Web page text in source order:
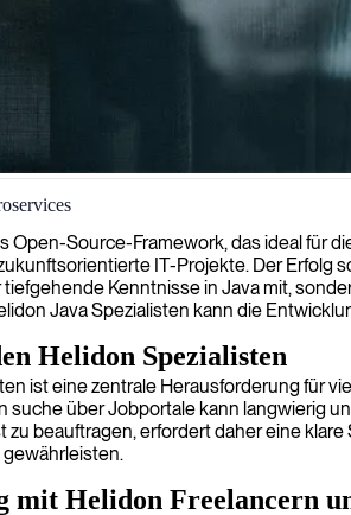
Open-Source-Framework, das ideal für
IT-Projekte. Der
Kenntnisse in Java mit,
Java Spezialisten kann die
Helidon Spezialisten
ist eine zentrale Herausforderung für
suche über Jobportale kann langwierig
beauftragen, erfordert daher eine
mit Helidon Freelancern